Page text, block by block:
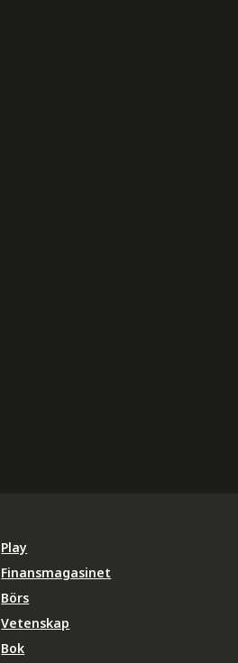
Play
Finansmagasinet
Börs
Vetenskap
Bok